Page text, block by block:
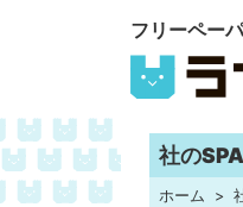
フリーペー
社の
ホーム